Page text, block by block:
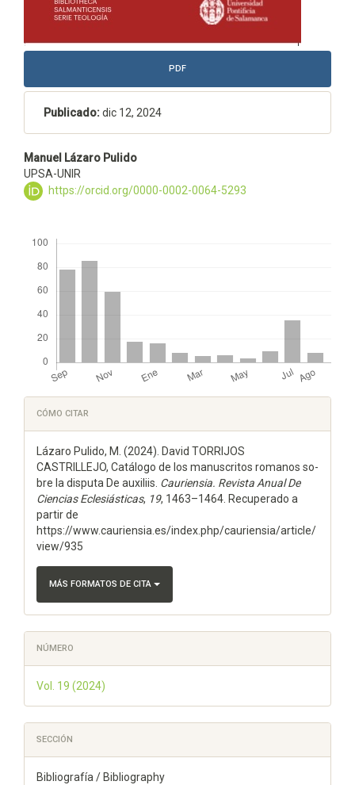
PDF
Publicado:dic 12, 2024
Contenido
principal
artículo
Manuel Lázaro Pulido
UPSA-UNIR
https://orcid.org/0000-0002-0064-5293
Detalles
del
artículo
CÓMO CITAR
Lázaro Pulido, M. (2024). David TORRIJOS
CASTRILLEJO, Catálogo de los manuscritos romanos so-
bre la disputa De auxiliis. Cauriensia. Revista Anual De
Ciencias Eclesiásticas, 19, 1463–1464. Recuperado a
partir de
https://www.cauriensia.es/index.php/cauriensia/article/
view/935
MÁS FORMATOS DE CITA
NÚMERO
Vol. 19 (2024)
SECCIÓN
Bibliografía / Bibliography